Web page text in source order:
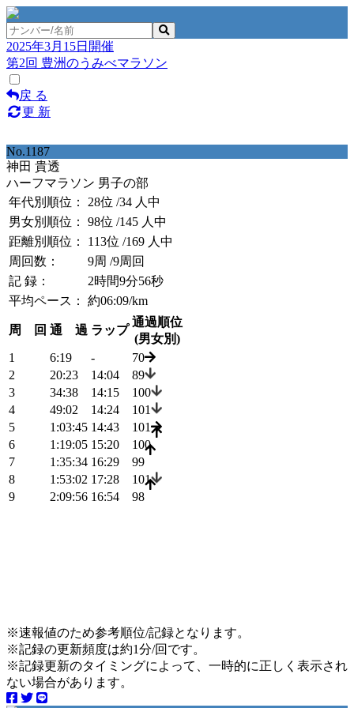
2025年3月15日開催
第2回 豊洲のうみべマラソン
戻 る
更 新
No.1187
神田 貴透
ハーフマラソン 男子の部
年代別順位：
28位 /34 人中
男女別順位：
98位 /145 人中
距離別順位：
113位 /169 人中
周回数：
9周 /9周回
記 録：
2時間9分56秒
平均ペース：
約06:09/km
周 回 通 過 ラップ
通過順位
(男女別)
1
6:19 -
70
2
20:23 14:04
89
3
34:38 14:15
100
4
49:02 14:24
101
5
1:03:45 14:43
101
6
1:19:05 15:20
100
7
1:35:34 16:29
99
8
1:53:02 17:28
101
9
2:09:56 16:54 98
※速報値のため参考順位/記録となります。
※記録の更新頻度は約1分/回です。
※記録更新のタイミングによって、一時的に正しく表示され
ない場合があります。